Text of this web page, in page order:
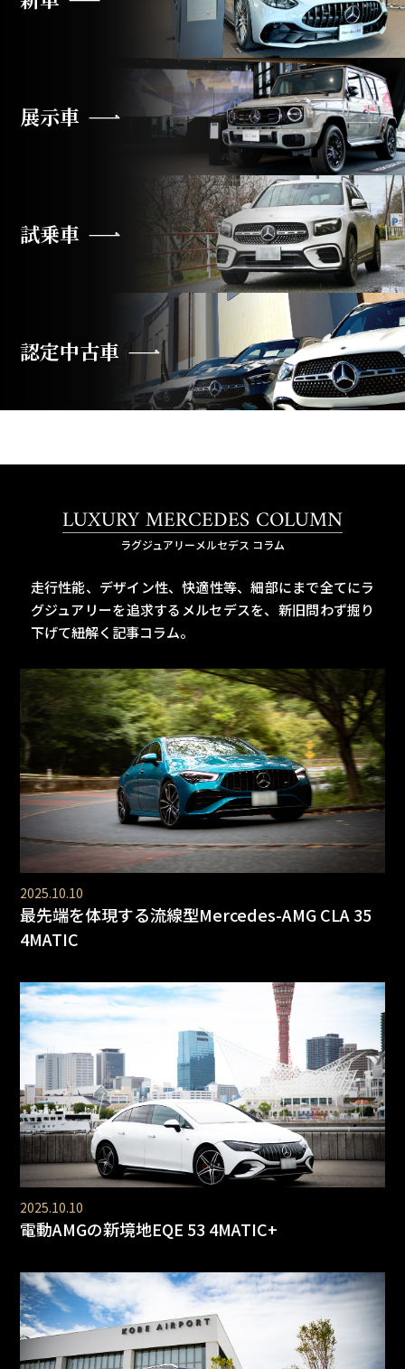
展示車
試乗車
認定中古車
LUXURY MERCEDES COLUMN
ラグジュアリーメルセデス コラム
走行性能、デザイン性、快適性等、細部にまで全てにラ
グジュアリーを追求するメルセデスを、 新旧問わず掘り
下げて紐解く記事コラム。
2025.10.10
最先端を体現する流線型Mercedes-AMG CLA 35
4MATIC
2025.10.10
電動AMGの新境地EQE 53 4MATIC+